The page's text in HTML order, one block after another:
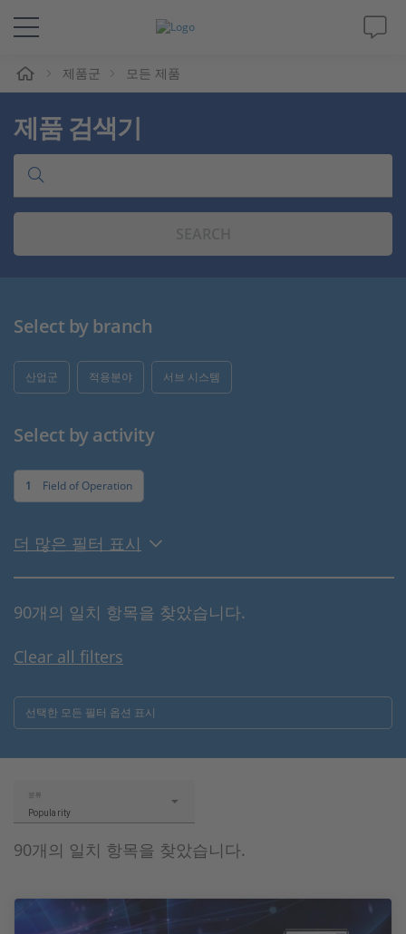
솔루션 및 제품
Support
동영상
인재채용
제품군 모든 제품
제품 검색기
Select by branch
산업군 적용분야 서브 시스템
Select by activity
1 Field of Operation
더 많은 필터 표시
90개의 일치 항목을 찾았습니다.
Clear all filters
선택한 모든 필터 옵션 표시
90개의 일치 항목을 찾았습니다.
분류
Popularity